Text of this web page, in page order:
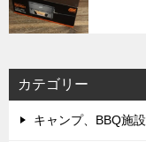
カテゴリー
キャンプ、BBQ施設